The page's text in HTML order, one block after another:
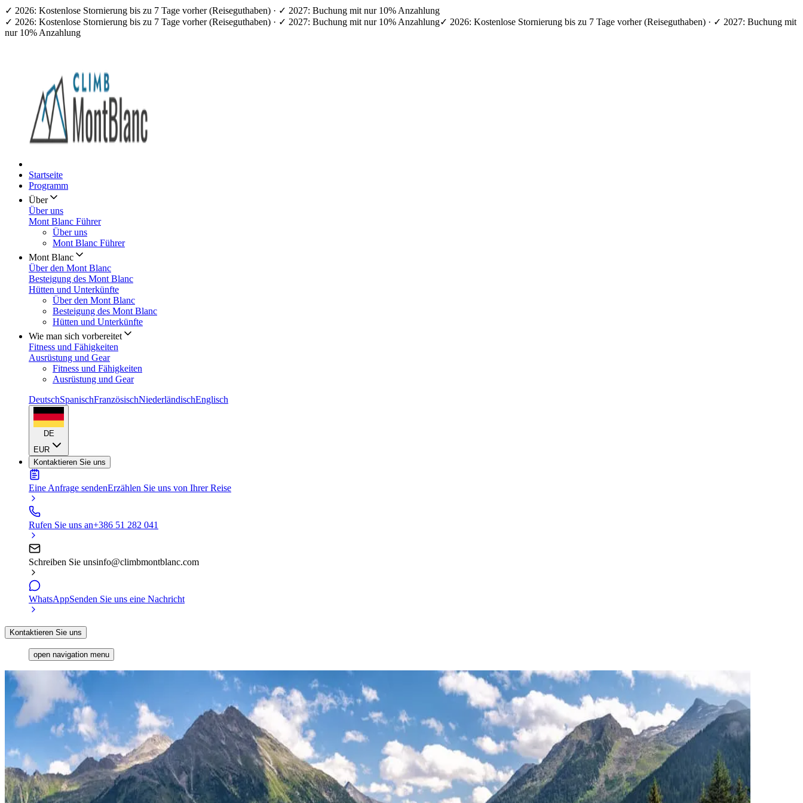
✓ 2026: Kostenlose Stornierung bis zu 7 Tage vorher (Reiseguthaben) · ✓ 2027: Buchung mit nur 10% Anzahlung
✓ 2026: Kostenlose Stornierung bis zu 7 Tage vorher (Reiseguthaben) · ✓ 2027: Buchung mit nur 10% Anzahlung✓ 2026: Kostenlose Stornierung bis zu 7 Tage vorher (Reiseguthaben) · ✓ 2027: Buchung mit
nur 10% Anzahlung
Startseite
Programm
Über
Über uns
Mont Blanc Führer
Über uns
Mont Blanc Führer
Mont Blanc
Über den Mont Blanc
Besteigung des Mont Blanc
Hütten und Unterkünfte
Über den Mont Blanc
Besteigung des Mont Blanc
Hütten und Unterkünfte
Wie man sich vorbereitet
Fitness und Fähigkeiten
Ausrüstung und Gear
Fitness und Fähigkeiten
Ausrüstung und Gear
DeutschSpanischFranzösischNiederländischEnglisch
DE
EUR
Kontaktieren Sie uns
Eine Anfrage sendenErzählen Sie uns von Ihrer Reise
Rufen Sie uns an+386 51 282 041
Schreiben Sie unsinfo@climbmontblanc.com
WhatsAppSenden Sie uns eine Nachricht
Kontaktieren Sie uns
open navigation menu